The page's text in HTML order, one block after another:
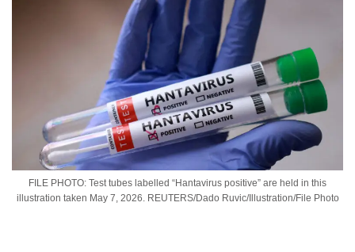
FILE PHOTO: Test tubes labelled “Hantavirus positive” are held in this
illustration taken May 7, 2026. REUTERS/Dado Ruvic/Illustration/File Photo